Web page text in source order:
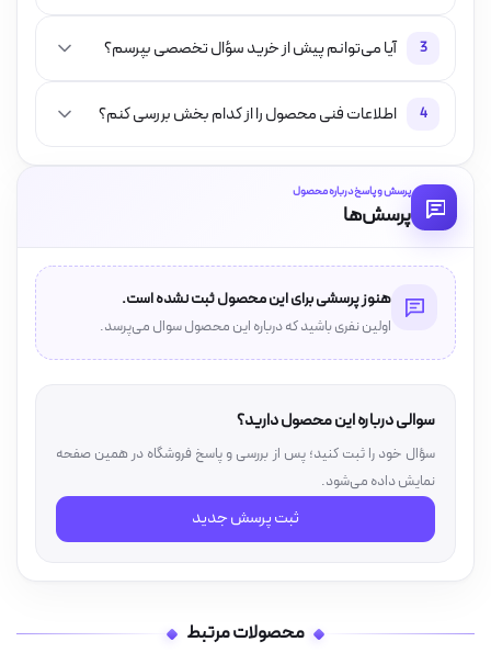
3 آیا می‌توانم پیش از خرید سؤال تخصصی بپرسم؟
4 اطلاعات فنی محصول را از کدام بخش بررسی کنم؟
پرسش و پاسخ درباره محصول
پرسش‌ها
هنوز پرسشی برای این محصول ثبت نشده است.
اولین نفری باشید که درباره این محصول سوال می‌پرسد.
سوالی درباره این محصول دارید؟
سؤال خود را ثبت کنید؛ پس از بررسی و پاسخ فروشگاه در همین صفحه
نمایش داده می‌شود.
ثبت پرسش جدید
محصولات مرتبط